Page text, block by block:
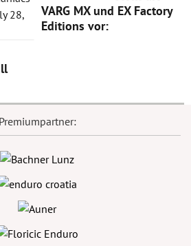
VARG MX und EX Factory
Editions vor:
Premiumpartner: